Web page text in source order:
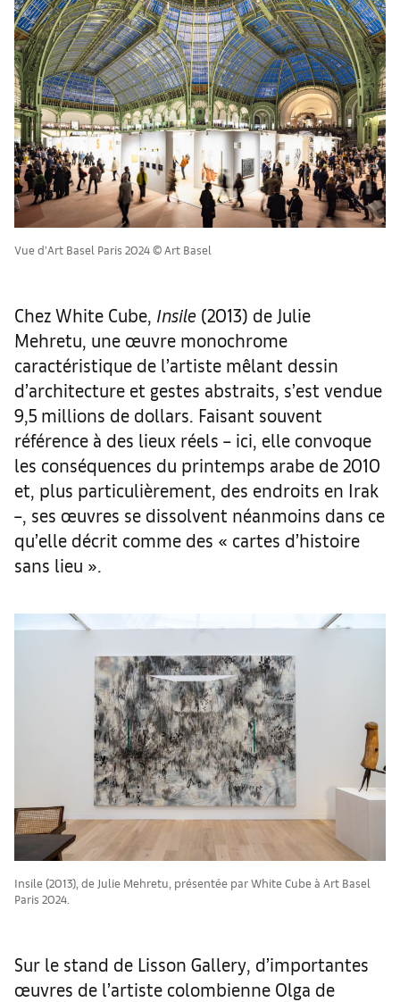
Vue d’Art Basel Paris 2024 © Art Basel
Chez White Cube, Insile (2013) de Julie
Mehretu, une œuvre monochrome
caractéristique de l’artiste mêlant dessin
d’architecture et gestes abstraits, s’est vendue
9,5 millions de dollars. Faisant souvent
référence à des lieux réels – ici, elle convoque
les conséquences du printemps arabe de 2010
et, plus particulièrement, des endroits en Irak
–, ses œuvres se dissolvent néanmoins dans ce
qu’elle décrit comme des « cartes d’histoire
sans lieu ».
Insile (2013), de Julie Mehretu, présentée par White Cube à Art Basel
Paris 2024.
Sur le stand de Lisson Gallery, d’importantes
œuvres de l’artiste colombienne Olga de